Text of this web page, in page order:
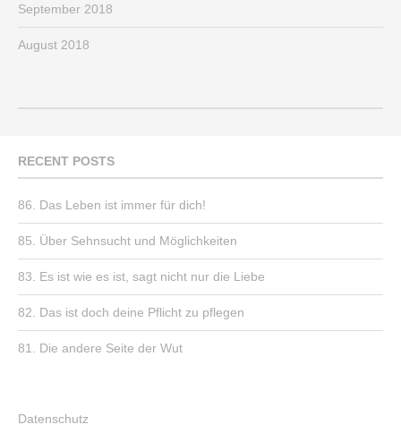
September 2018
August 2018
RECENT POSTS
86. Das Leben ist immer für dich!
85. Über Sehnsucht und Möglichkeiten
83. Es ist wie es ist, sagt nicht nur die Liebe
82. Das ist doch deine Pflicht zu pflegen
81. Die andere Seite der Wut
Datenschutz